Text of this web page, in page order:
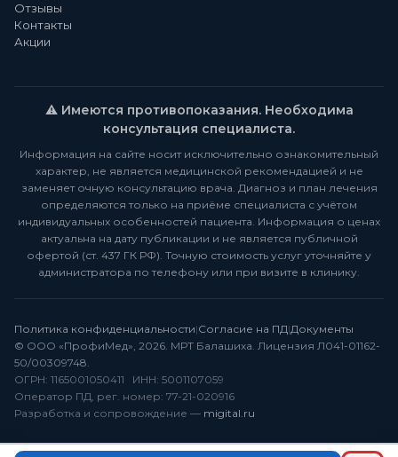
Отзывы
Контакты
Акции
⚠️ Имеются противопоказания. Необходима
консультация специалиста.
Информация на сайте носит исключительно ознакомительный
характер, не является медицинской рекомендацией и не
заменяет очную консультацию врача. Диагноз и план лечения
определяются только на приёме специалиста с учётом
индивидуальных особенностей пациента. Информация о ценах
актуальна на дату публикации и не является публичной
офертой (ст. 437 ГК РФ). Точную стоимость услуг уточняйте у
администратора по телефону или при визите в клинику.
Политика конфиденциальности|Согласие на ПД|Документы
© ООО «ПрофиМед», 2026. МРТ Балашиха. Лицензия Л041-01162-
50/00309748.
ОГРН: 1165001050411 ИНН: 5001107059
Оператор ПД, рег. номер: 77-21-020916
Разработка и сопровождение — migital.ru